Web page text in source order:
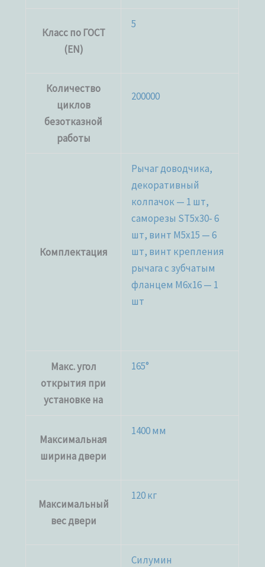
Класс по ГОСТ
(EN)
5
Количество
циклов
безотказной
работы
200000
Комплектация
Рычаг доводчика,
декоративный
колпачок — 1 шт,
саморезы ST5x30- 6
шт, винт M5x15 — 6
шт, винт крепления
рычага c зубчатым
фланцем M6x16 — 1
шт
Макс. угол
открытия при
установке на
165°
Максимальная
ширина двери
1400 мм
Максимальный
вес двери
120 кг
Силумин